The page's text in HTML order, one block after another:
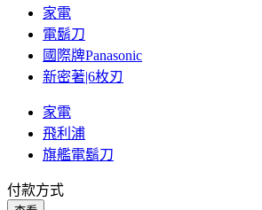
家電
電鬍刀
國際牌Panasonic
新密著|6枚刃
家電
飛利浦
旗艦電鬍刀
付款方式